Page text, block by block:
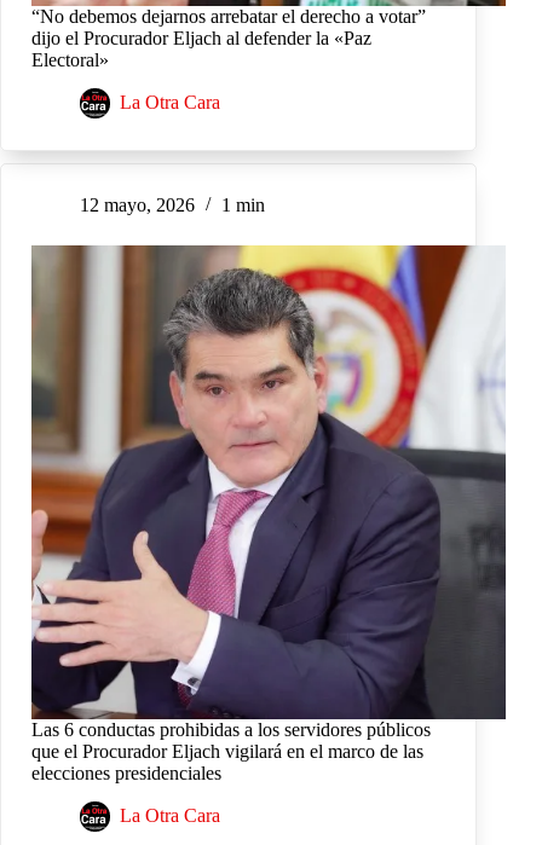
“No debemos dejarnos arrebatar el derecho a votar”
dijo el Procurador Eljach al defender la «Paz
Electoral»
La Otra Cara
12 mayo, 2026 1 min
Las 6 conductas prohibidas a los servidores públicos
que el Procurador Eljach vigilará en el marco de las
elecciones presidenciales
La Otra Cara